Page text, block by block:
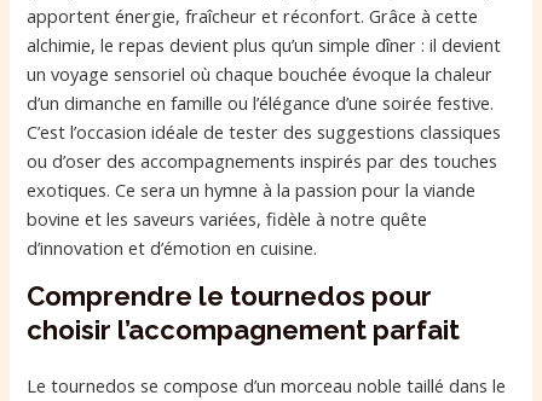
apportent énergie, fraîcheur et réconfort. Grâce à cette
alchimie, le repas devient plus qu’un simple dîner : il devient
un voyage sensoriel où chaque bouchée évoque la chaleur
d’un dimanche en famille ou l’élégance d’une soirée festive.
C’est l’occasion idéale de tester des suggestions classiques
ou d’oser des accompagnements inspirés par des touches
exotiques. Ce sera un hymne à la passion pour la viande
bovine et les saveurs variées, fidèle à notre quête
d’innovation et d’émotion en cuisine.
Comprendre le tournedos pour
choisir l’accompagnement parfait
Le tournedos se compose d’un morceau noble taillé dans le